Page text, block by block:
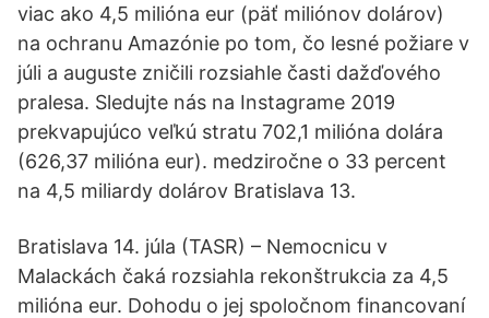
viac ako 4,5 milióna eur (päť miliónov dolárov)
na ochranu Amazónie po tom, čo lesné požiare v
júli a auguste zničili rozsiahle časti dažďového
pralesa. Sledujte nás na Instagrame 2019
prekvapujúco veľkú stratu 702,1 milióna dolára
(626,37 milióna eur). medziročne o 33 percent
na 4,5 miliardy dolárov Bratislava 13.
Bratislava 14. júla (TASR) – Nemocnicu v
Malackách čaká rozsiahla rekonštrukcia za 4,5
milióna eur. Dohodu o jej spoločnom financovaní